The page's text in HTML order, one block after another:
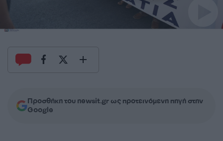
Προσθήκη του newsit.gr ως προτεινόμενη πηγή στην
Google